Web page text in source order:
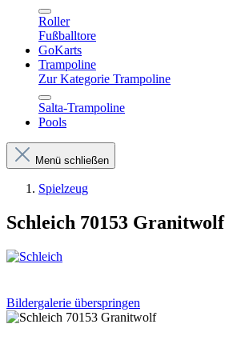
Roller
Fußballtore
GoKarts
Trampoline
Zur Kategorie Trampoline
Salta-Trampoline
Pools
Menü schließen
Spielzeug
Schleich 70153 Granitwolf
Bildergalerie überspringen